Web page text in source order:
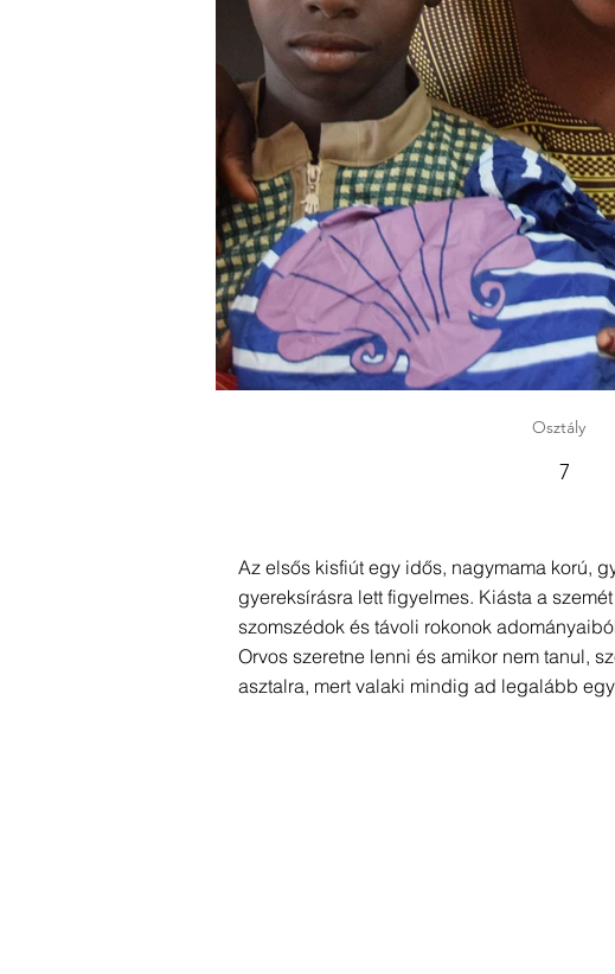
Osztály
7
Az elsős kisfiút egy idős, nagymama korú,
gyereksírásra lett figyelmes. Kiásta a
szomszédok és távoli rokonok
Orvos szeretne lenni és amikor nem tanul,
asztalra, mert valaki mindig ad legalább